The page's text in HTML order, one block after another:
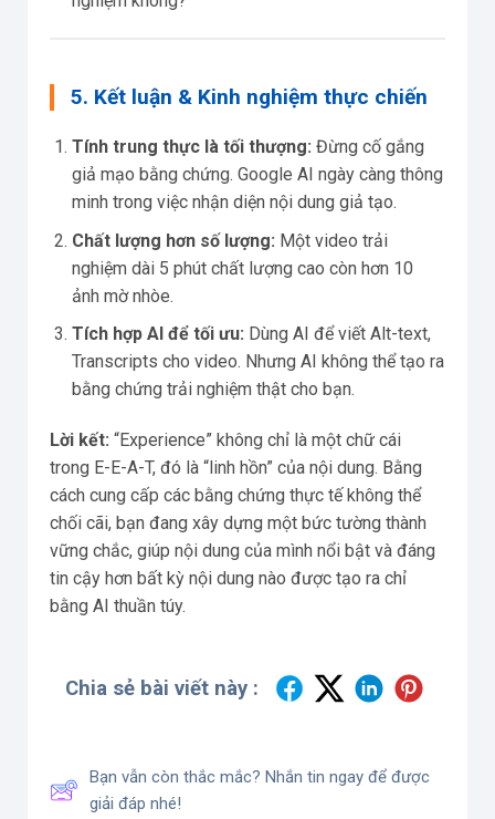
5. Kết luận & Kinh nghiệm thực chiến
Tính trung thực là tối thượng: Đừng cố gắng
giả mạo bằng chứng. Google AI ngày càng thông
minh trong việc nhận diện nội dung giả tạo.
Chất lượng hơn số lượng: Một video trải
nghiệm dài 5 phút chất lượng cao còn hơn 10
ảnh mờ nhòe.
Tích hợp AI để tối ưu: Dùng AI để viết Alt-text,
Transcripts cho video. Nhưng AI không thể tạo ra
bằng chứng trải nghiệm thật cho bạn.
Lời kết: “Experience” không chỉ là một chữ cái
trong E-E-A-T, đó là “linh hồn” của nội dung. Bằng
cách cung cấp các bằng chứng thực tế không thể
chối cãi, bạn đang xây dựng một bức tường thành
vững chắc, giúp nội dung của mình nổi bật và đáng
tin cậy hơn bất kỳ nội dung nào được tạo ra chỉ
bằng AI thuần túy.
Chia sẻ bài viết này :
Bạn vẫn còn thắc mắc? Nhắn tin ngay để được
giải đáp nhé!